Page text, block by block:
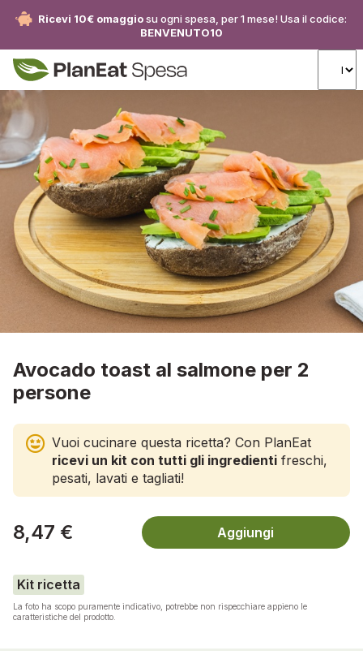
Ricevi 10€ omaggiosu ogni spesa, per 1 mese! Usa il codice:
BENVENUTO10
Avocado toast al salmone per 2
persone
Vuoi cucinare questa ricetta? Con PlanEat
ricevi un kit con tutti gli ingredienti freschi,
pesati, lavati e tagliati!
8,47 € Aggiungi
Kit ricetta
La foto ha scopo puramente indicativo, potrebbe non rispecchiare appieno le
caratteristiche del prodotto.